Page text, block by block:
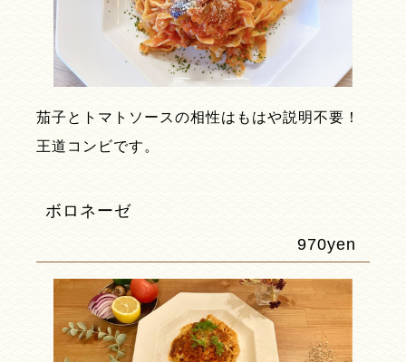
茄子とトマトソースの相性はもはや説明不要！
王道コンビです。
ボロネーゼ
970yen